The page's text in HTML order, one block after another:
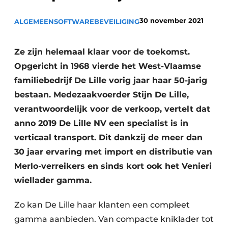
ALGEMEENSOFTWAREBEVEILIGING30 november 2021
Ze zijn helemaal klaar voor de toekomst.
Opgericht in 1968 vierde het West-Vlaamse
familiebedrijf De Lille vorig jaar haar 50-jarig
bestaan. Medezaakvoerder Stijn De Lille,
verantwoordelijk voor de verkoop, vertelt dat
anno 2019 De Lille NV een specialist is in
verticaal transport. Dit dankzij de meer dan
30 jaar ervaring met import en distributie van
Merlo-verreikers en sinds kort ook het Venieri
wiellader gamma.
Zo kan De Lille haar klanten een compleet
gamma aanbieden. Van compacte kniklader tot